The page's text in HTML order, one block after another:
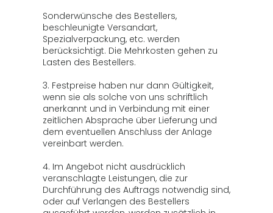
Sonderwünsche des Bestellers,
beschleunigte Versandart,
Spezialverpackung, etc. werden
berücksichtigt. Die Mehrkosten gehen zu
Lasten des Bestellers.
3. Festpreise haben nur dann Gültigkeit,
wenn sie als solche von uns schriftlich
anerkannt und in Verbindung mit einer
zeitlichen Absprache über Lieferung und
dem eventuellen Anschluss der Anlage
vereinbart werden.
4. Im Angebot nicht ausdrücklich
veranschlagte Leistungen, die zur
Durchführung des Auftrags notwendig sind,
oder auf Verlangen des Bestellers